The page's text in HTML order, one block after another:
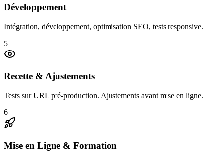
Développement
Intégration, développement, optimisation SEO, tests responsive.
5
Recette & Ajustements
Tests sur URL pré-production. Ajustements avant mise en ligne.
6
Mise en Ligne & Formation